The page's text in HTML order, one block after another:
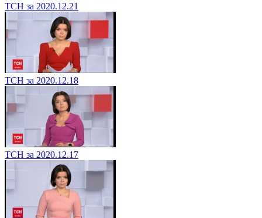
ТСН за 2020.12.21
ТСН за 2020.12.18
ТСН за 2020.12.17